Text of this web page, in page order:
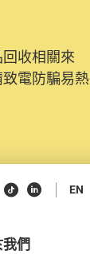
收相關來
電防騙易熱
月10日起，
。所有提交
抖音領英 EN
我們